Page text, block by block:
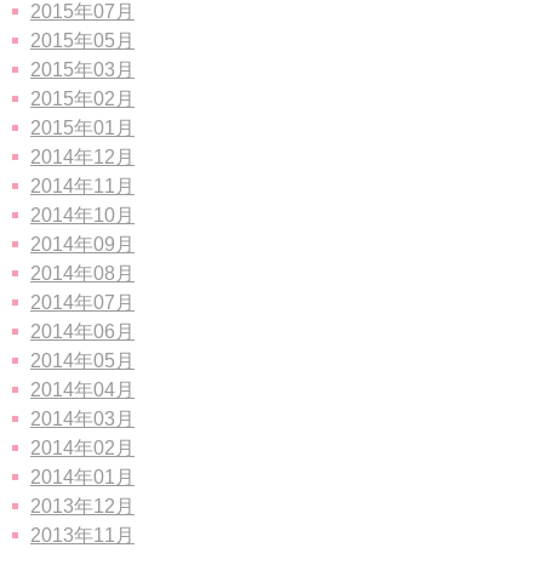
2015年07月
2015年05月
2015年03月
2015年02月
2015年01月
2014年12月
2014年11月
2014年10月
2014年09月
2014年08月
2014年07月
2014年06月
2014年05月
2014年04月
2014年03月
2014年02月
2014年01月
2013年12月
2013年11月